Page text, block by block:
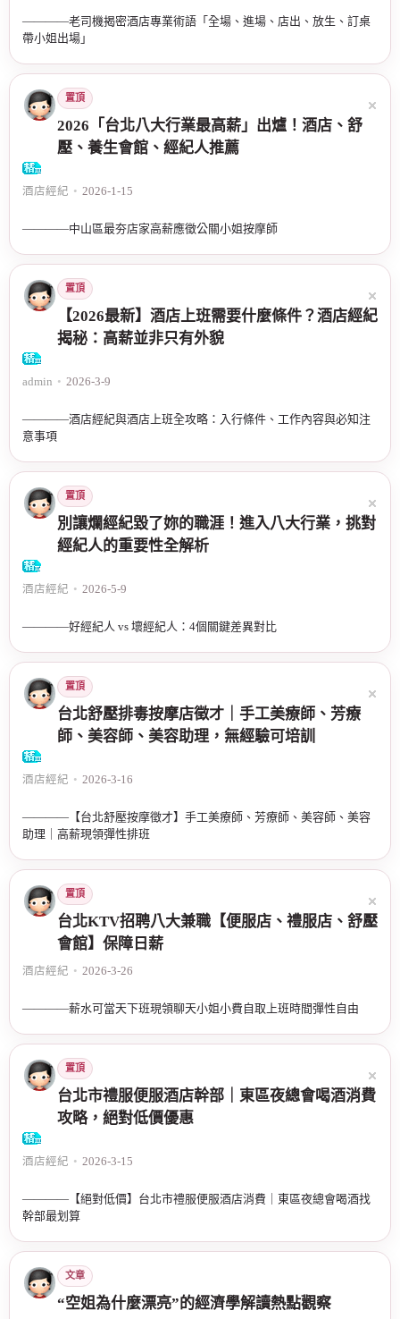
————老司機揭密酒店專業術語「全場、進場、店出、放生、訂桌
帶小姐出場」
置頂
2026「台北八大行業最高薪」出爐！酒店、舒
壓、養生會館、經紀人推薦
酒店經紀 • 2026-1-15
————中山區最夯店家高薪應徵公關小姐按摩師
置頂
【2026最新】酒店上班需要什麼條件？酒店經紀
揭秘：高薪並非只有外貌
admin • 2026-3-9
————酒店經紀與酒店上班全攻略：入行條件、工作內容與必知注
意事項
置頂
別讓爛經紀毀了妳的職涯！進入八大行業，挑對
經紀人的重要性全解析
酒店經紀 • 2026-5-9
————好經紀人 vs 壞經紀人：4個關鍵差異對比
置頂
台北舒壓排毒按摩店徵才｜手工美療師、芳療
師、美容師、美容助理，無經驗可培訓
酒店經紀 • 2026-3-16
————【台北舒壓按摩徵才】手工美療師、芳療師、美容師、美容
助理｜高薪現領彈性排班
置頂
台北KTV招聘八大兼職【便服店、禮服店、舒壓
會館】保障日薪
酒店經紀 • 2026-3-26
————薪水可當天下班現領聊天小姐小費自取上班時間彈性自由
置頂
台北市禮服便服酒店幹部｜東區夜總會喝酒消費
攻略，絕對低價優惠
酒店經紀 • 2026-3-15
————【絕對低價】台北市禮服便服酒店消費｜東區夜總會喝酒找
幹部最划算
文章
“空姐為什麼漂亮”的經濟學解讀熱點觀察